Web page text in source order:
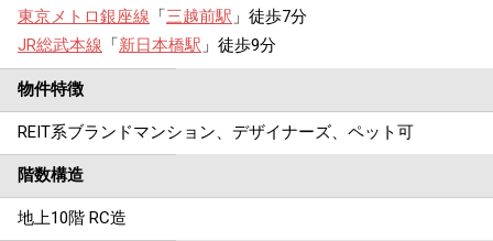
東京メトロ銀座線 「三越前駅 」徒歩7分
JR総武本線 「新日本橋駅 」徒歩9分
物件特徴
REIT系ブランドマンション、デザイナーズ、ペット可
階数構造
地上10階 RC造